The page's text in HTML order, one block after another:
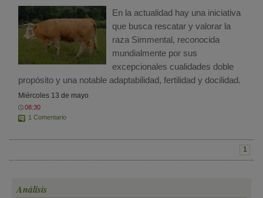
En la actualidad hay una iniciativa
que busca rescatar y valorar la
raza Simmental, reconocida
mundialmente por sus
excepcionales cualidades doble
propósito y una notable adaptabilidad, fertilidad y docilidad.
Miércoles 13 de mayo
08:30
1 Comentario
1
Análisis